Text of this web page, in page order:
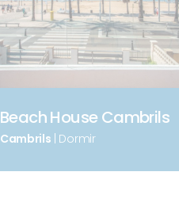
Beach House Cambrils
Cambrils | Dormir